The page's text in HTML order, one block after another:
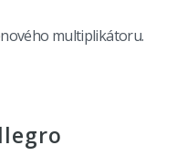
multiplikátoru.